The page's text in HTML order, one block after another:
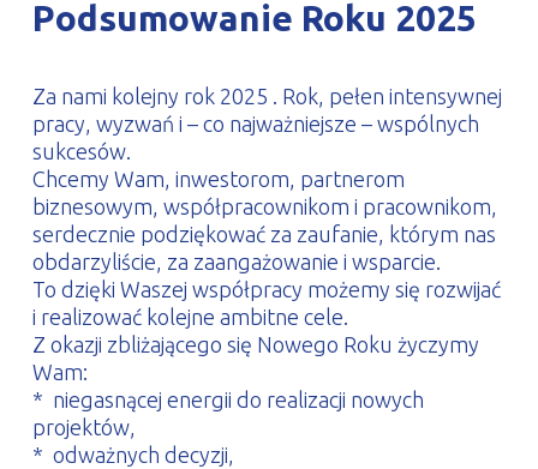
PROFILAR – profile zimnogięte
DE
Podsumowanie Roku 2025
Za nami kolejny rok 2025 . Rok, pełen intensywnej
pracy, wyzwań i – co najważniejsze – wspólnych
sukcesów.
Chcemy Wam, inwestorom, partnerom
biznesowym, współpracownikom i pracownikom,
serdecznie podziękować za zaufanie, którym nas
obdarzyliście, za zaangażowanie i wsparcie.
To dzięki Waszej współpracy możemy się rozwijać
i realizować kolejne ambitne cele.
Z okazji zbliżającego się Nowego Roku życzymy
Wam:
* niegasnącej energii do realizacji nowych
projektów,
* odważnych decyzji,